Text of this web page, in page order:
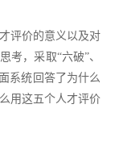
评价的意义以及对
考，采取“六破”、
系统回答了为什么
用这五个人才评价